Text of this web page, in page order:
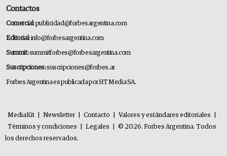
Contactos
Comercial:publicidad@forbesargentina.com
Editorial:info@forbesargentina.com
Summit:summitforbes@forbesargentina.com
Suscripciones:suscripciones@forbes.ar
Forbes Argentina es publicada por HT Media SA.
MediaKit Newsletter Contacto Valores y estándares editoriales
Términos y condiciones
Legales
© 2026. Forbes Argentina. Todos
los derechos reservados.